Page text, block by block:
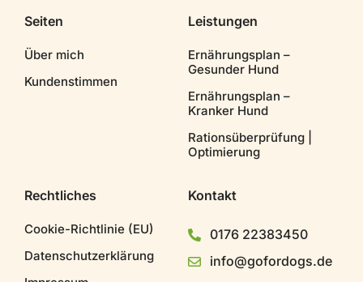
Seiten
Über mich
Kundenstimmen
Leistungen
Ernährungsplan –
Gesunder Hund
Ernährungsplan –
Kranker Hund
Rationsüberprüfung |
Optimierung
Rechtliches
Cookie-Richtlinie (EU)
Datenschutzerklärung
Kontakt
0176 22383450
info@gofordogs.de